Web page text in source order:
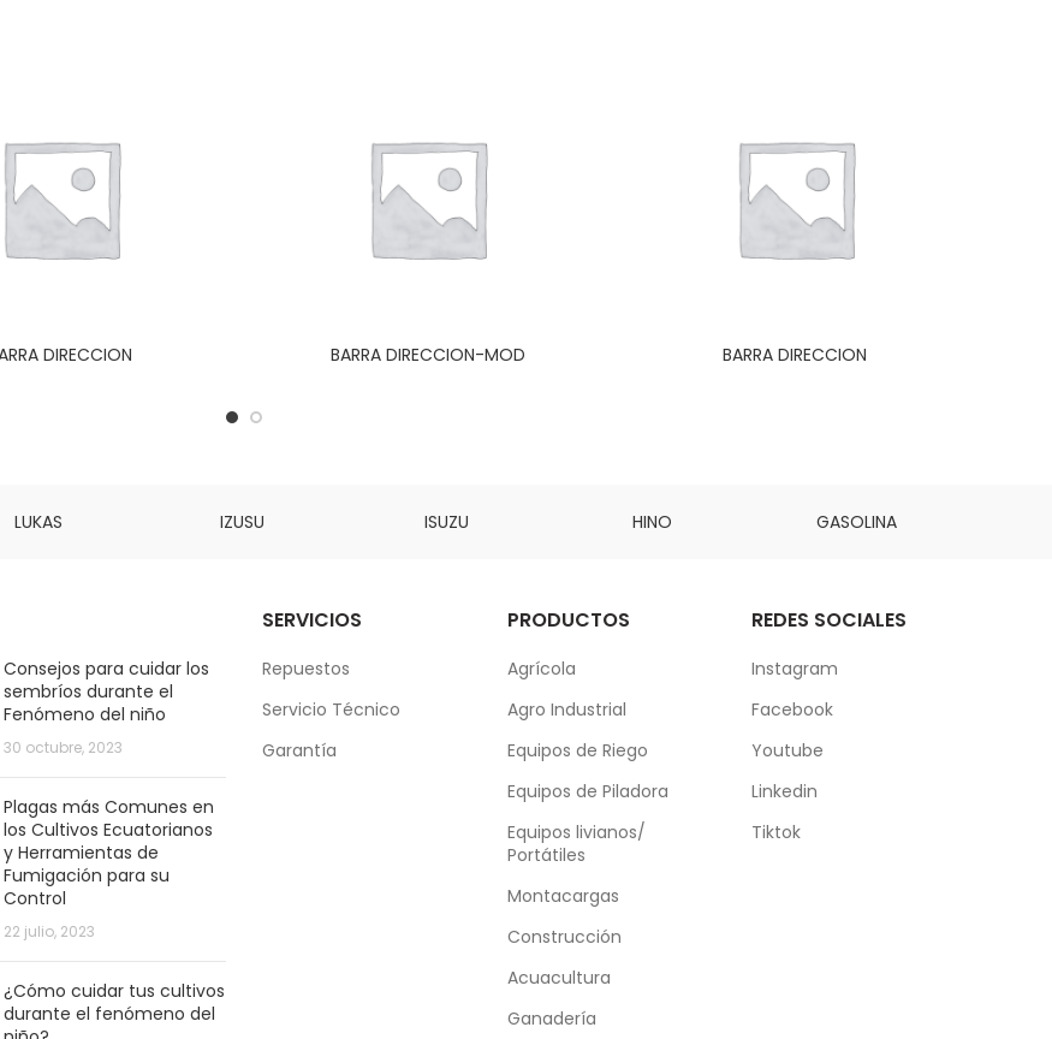
DIRECCION BARRA DIRECCION-MOD BARRA DIRECCION
LUKAS IZUSU ISUZU HINO GASOLINA
Consejos para cuidar los
sembríos durante el
Fenómeno del niño
30 octubre, 2023
Plagas más Comunes en
los Cultivos Ecuatorianos
y Herramientas de
Fumigación para su
Control
22 julio, 2023
¿Cómo cuidar tus cultivos
durante el fenómeno del
SERVICIOS
Repuestos
Servicio Técnico
Garantía
PRODUCTOS
Agrícola
Agro Industrial
Equipos de Riego
Equipos de Piladora
Equipos livianos/
Portátiles
Montacargas
Construcción
Acuacultura
Ganadería
REDES SOCIALES
Instagram
Facebook
Youtube
Linkedin
Tiktok